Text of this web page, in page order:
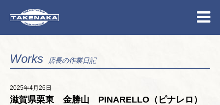
Works 店長の作業日記
2025年4月26日
滋賀県栗東 金勝山 PINARELLO（ピナレロ）